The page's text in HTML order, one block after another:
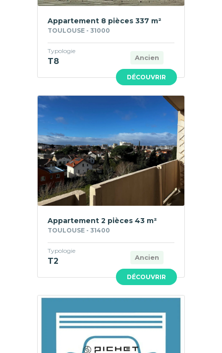
DÉCOUVRIR
Appartement 8 pièces 337 m²
TOULOUSE - 31000
Ancien
Typologie
T8
DÉCOUVRIR
Appartement 2 pièces 43 m²
TOULOUSE - 31400
Ancien
Typologie
T2